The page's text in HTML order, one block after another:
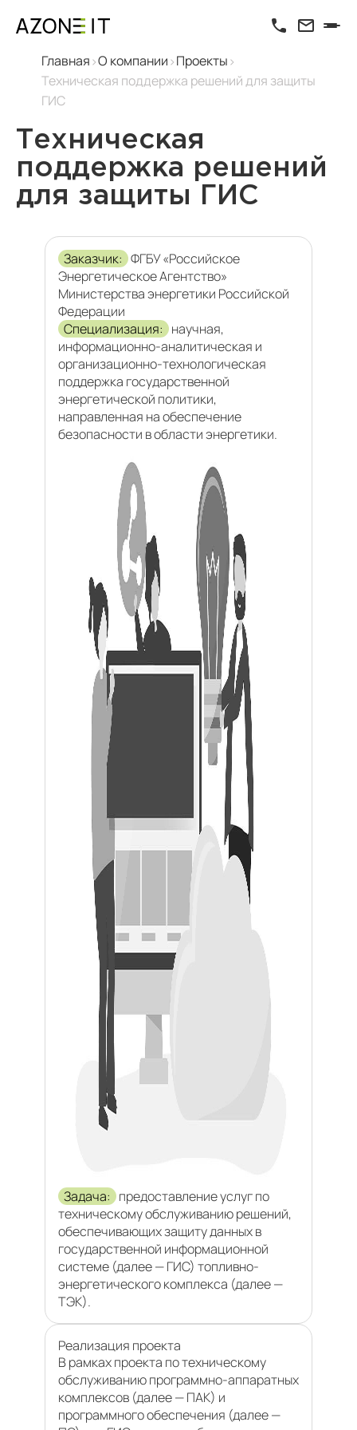
Главная О компании Проекты
Техническая поддержка решений для защиты
ГИС
Техническая
поддержка решений
для защиты ГИС
Заказчик: ФГБУ «Российское
Энергетическое Агентство»
Министерства энергетики Российской
Федерации
Специализация: научная,
информационно-аналитическая и
организационно-технологическая
поддержка государственной
энергетической политики,
направленная на обеспечение
безопасности в области энергетики.
Задача: предоставление услуг по
техническому обслуживанию решений,
обеспечивающих защиту данных в
государственной информационной
системе (далее — ГИС) топливно-
энергетического комплекса (далее —
ТЭК).
Реализация проекта
В рамках проекта по техническому
обслуживанию программно-аппаратных
комплексов (далее — ПАК) и
программного обеспечения (далее —